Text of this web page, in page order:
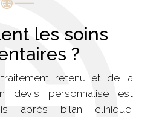
les soins
?
retenu et de la
devis personnalisé est
après bilan clinique.